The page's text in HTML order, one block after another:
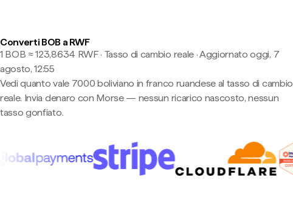
Converti BOB a RWF
1 BOB ≈ 123,8634 RWF · Tasso di cambio reale·Aggiornato oggi, 7
agosto, 12:55
Vedi quanto vale 7000 boliviano in franco ruandese al tasso di cambio
reale. Invia denaro con Morse — nessun ricarico nascosto, nessun
tasso gonfiato.